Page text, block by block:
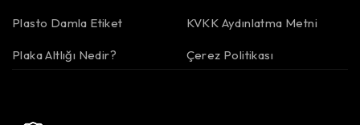
Plasto Damla Etiket
Plaka Altlığı Nedir?
KVKK Aydınlatma Metni
Çerez Politikası